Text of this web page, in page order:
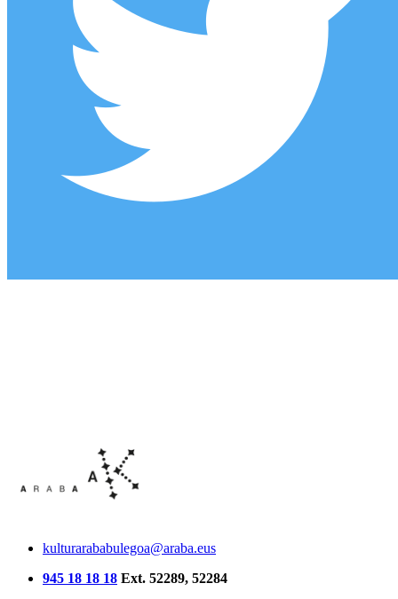
kulturarababulegoa@araba.eus
945 18 18 18 Ext. 52289, 52284